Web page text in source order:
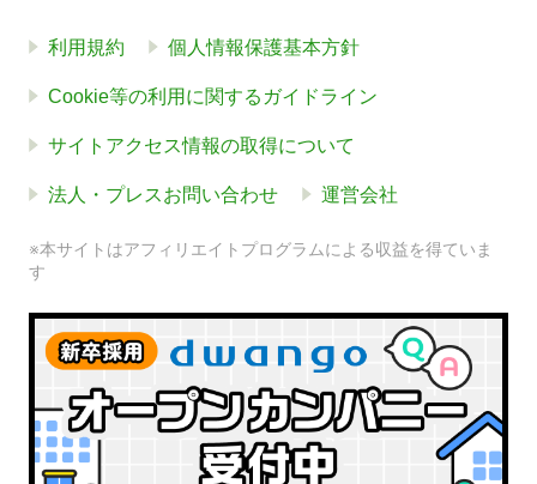
利用規約 個人情報保護基本方針
Cookie等の利用に関するガイドライン
サイトアクセス情報の取得について
法人・プレスお問い合わせ 運営会社
※本サイトはアフィリエイトプログラムによる収益を得ていま
す